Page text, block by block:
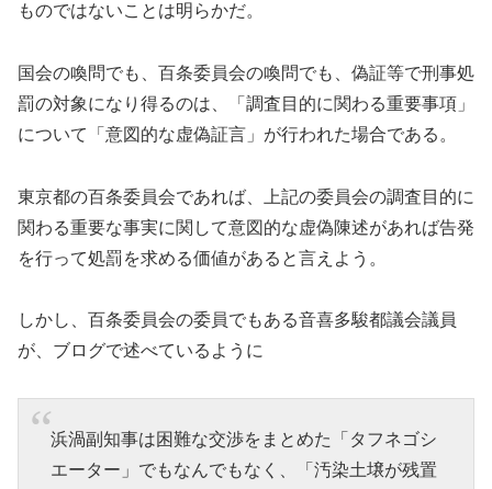
ものではないことは明らかだ。
国会の喚問でも、百条委員会の喚問でも、偽証等で刑事処
罰の対象になり得るのは、「調査目的に関わる重要事項」
について「意図的な虚偽証言」が行われた場合である。
東京都の百条委員会であれば、上記の委員会の調査目的に
関わる重要な事実に関して意図的な虚偽陳述があれば告発
を行って処罰を求める価値があると言えよう。
しかし、百条委員会の委員でもある音喜多駿都議会議員
が、ブログで述べているように
浜渦副知事は困難な交渉をまとめた「タフネゴシ
エーター」でもなんでもなく、「汚染土壌が残置